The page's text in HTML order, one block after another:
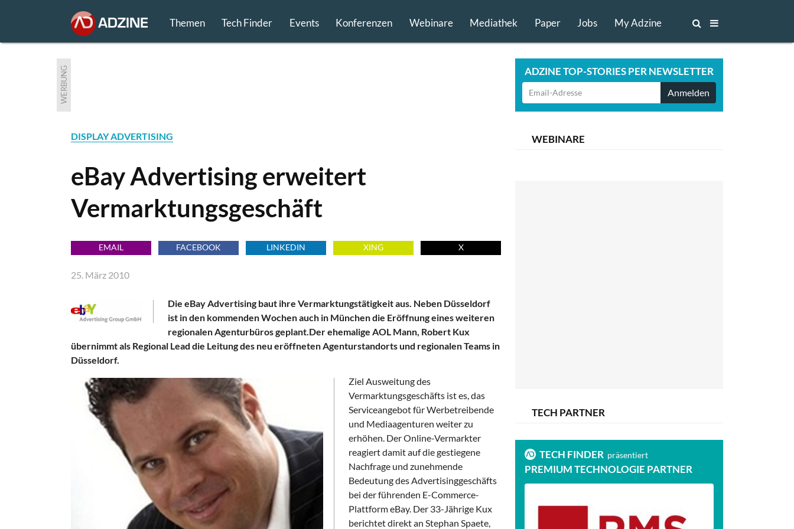
Themen Tech Finder Events Konferenzen Webinare Mediathek Paper Jobs My Adzine
WERBUNG ADZINE TOP-STORIES PER NEWSLETTER
Anmelden
DISPLAY ADVERTISING
eBay Advertising erweitert
Vermarktungsgeschäft
EMAIL FACEBOOK LINKEDIN XING X
25. März 2010
Die eBay Advertising baut ihre Vermarktungstätigkeit aus. Neben Düsseldorf
ist in den kommenden Wochen auch in München die Eröffnung eines weiteren
regionalen Agenturbüros geplant.Der ehemalige AOL Mann, Robert Kux
übernimmt als Regional Lead die Leitung des neu eröffneten Agenturstandorts und regionalen Teams in
Düsseldorf.
Ziel Ausweitung des
Vermarktungsgeschäfts ist es, das
Serviceangebot für Werbetreibende
und Mediaagenturen weiter zu
erhöhen. Der Online-Vermarkter
reagiert damit auf die gestiegene
Nachfrage und zunehmende
Bedeutung des Advertisinggeschäfts
bei der führenden E-Commerce-
Plattform eBay. Der 33-Jährige Kux
berichtet direkt an Stephan Spaete,
WEBINARE
TECH PARTNER
TECH FINDER präsentiert
PREMIUM TECHNOLOGIE PARTNER